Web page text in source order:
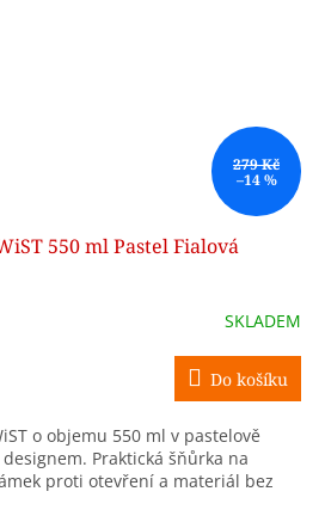
279 Kč
–14 %
550 ml Pastel Fialová
SKLADEM
Do košíku
o objemu 550 ml v pastelově
Praktická šňůrka na
proti otevření a materiál bez